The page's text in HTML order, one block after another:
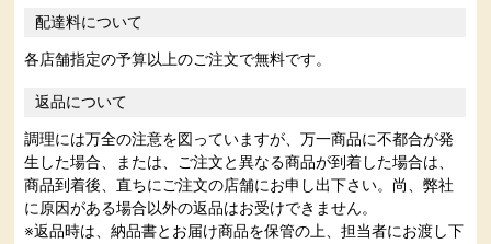
配達料について
各店舗指定の予算以上のご注文で無料です。
返品について
調理には万全の注意を図っていますが、万一商品に不都合が発
生した場合、または、ご注文と異なる商品が到着した場合は、
商品到着後、直ちにご注文の店舗にお申し出下さい。尚、弊社
に原因がある場合以外の返品はお受けできません。
※返品時は、納品書とお届け商品を保管の上、担当者にお渡し下